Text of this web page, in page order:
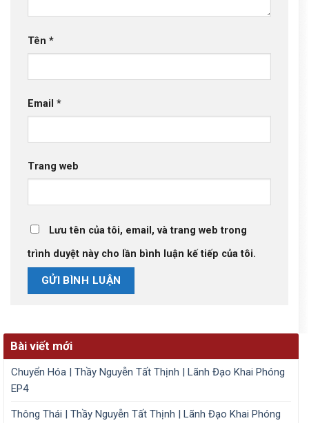
Tên *
Email *
Trang web
Lưu tên của tôi, email, và trang web trong
trình duyệt này cho lần bình luận kế tiếp của tôi.
Bài viết mới
Chuyển Hóa | Thầy Nguyễn Tất Thịnh | Lãnh Đạo Khai Phóng
EP4
Thông Thái | Thầy Nguyễn Tất Thịnh | Lãnh Đạo Khai Phóng